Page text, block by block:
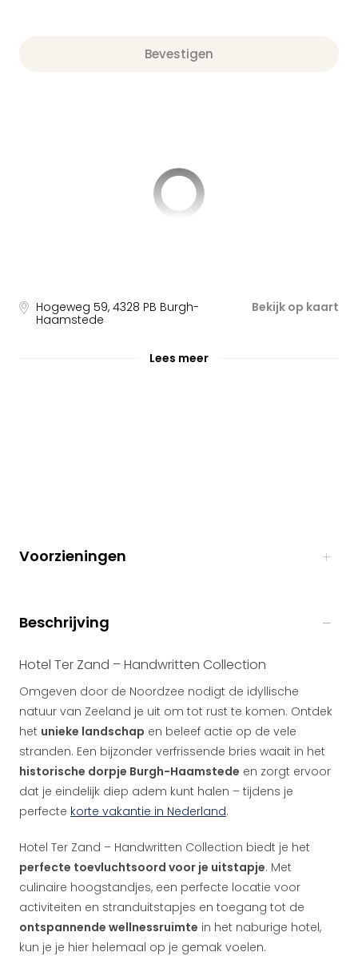
Bevestigen
Hogeweg 59, 4328 PB Burgh-
Haamstede
Bekijk op kaart
Lees meer
Voorzieningen
Beschrijving
Hotel Ter Zand – Handwritten Collection
Omgeven door de Noordzee nodigt de idyllische
natuur van Zeeland je uit om tot rust te komen. Ontdek
het unieke landschap en beleef actie op de vele
stranden. Een bijzonder verfrissende bries waait in het
historische dorpje Burgh-Haamstede en zorgt ervoor
dat je eindelijk diep adem kunt halen – tijdens je
perfecte korte vakantie in Nederland.
Hotel Ter Zand – Handwritten Collection biedt je het
perfecte toevluchtsoord voor je uitstapje. Met
culinaire hoogstandjes, een perfecte locatie voor
activiteiten en stranduitstapjes en toegang tot de
ontspannende wellnessruimte in het naburige hotel,
kun je je hier helemaal op je gemak voelen.